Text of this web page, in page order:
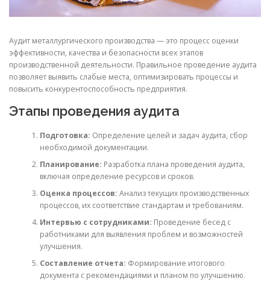
Аудит металлургического производства — это процесс оценки
эффективности, качества и безопасности всех этапов
производственной деятельности. Правильное проведение аудита
позволяет выявить слабые места, оптимизировать процессы и
повысить конкурентоспособность предприятия.
Этапы проведения аудита
Подготовка: Определение целей и задач аудита, сбор
необходимой документации.
Планирование: Разработка плана проведения аудита,
включая определение ресурсов и сроков.
Оценка процессов: Анализ текущих производственных
процессов, их соответствие стандартам и требованиям.
Интервью с сотрудниками: Проведение бесед с
работниками для выявления проблем и возможностей
улучшения.
Составление отчета: Формирование итогового
документа с рекомендациями и планом по улучшению.